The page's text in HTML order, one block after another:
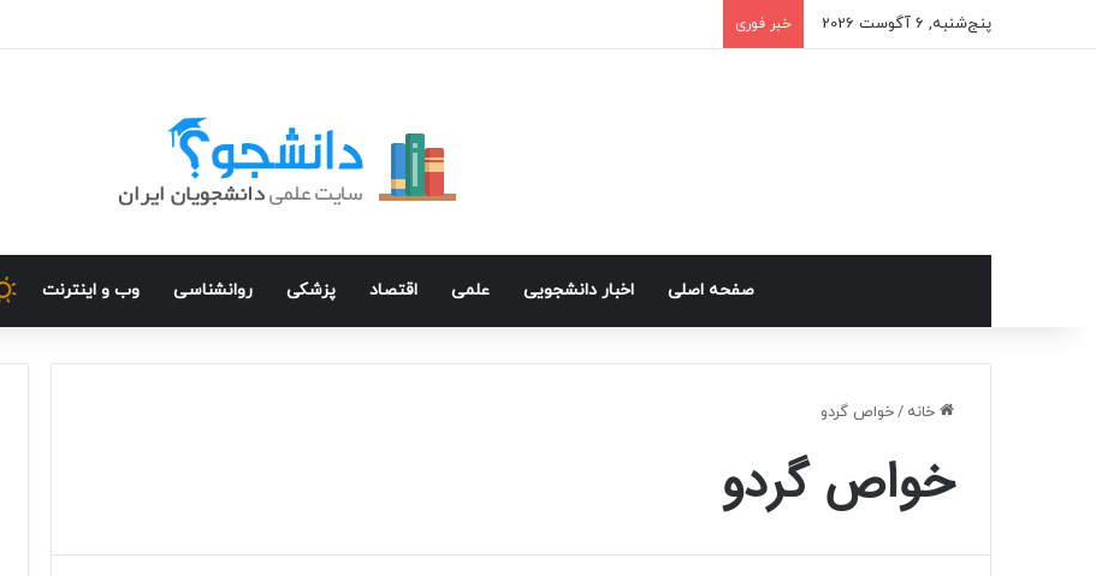
پنج‌شنبه, 6 آگوست 2026 خبر فوری
صفحه اصلی اخبار دانشجویی علمی اقتصاد پزشکی روانشناسی وب و اینترنت
خانه /خواص گردو
خواص گردو